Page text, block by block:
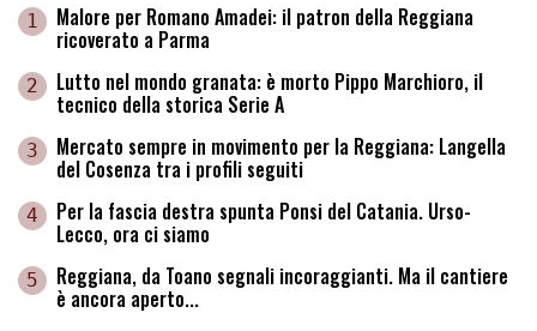
1 Malore per Romano Amadei: il patron della Reggiana
ricoverato a Parma
2 Lutto nel mondo granata: è morto Pippo Marchioro, il
tecnico della storica Serie A
3 Mercato sempre in movimento per la Reggiana: Langella
del Cosenza tra i profili seguiti
4 Per la fascia destra spunta Ponsi del Catania. Urso-
Lecco, ora ci siamo
5 Reggiana, da Toano segnali incoraggianti. Ma il cantiere
è ancora aperto...